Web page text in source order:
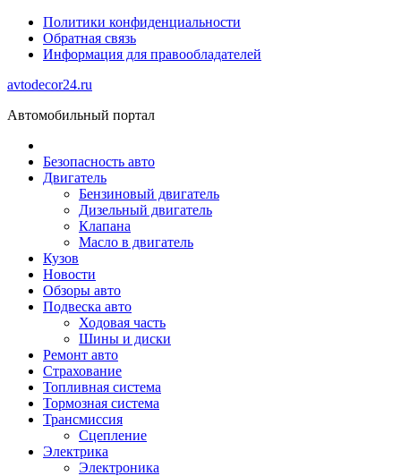
Политики конфиденциальности
Обратная связь
Информация для правообладателей
avtodecor24.ru
Автомобильный портал
Безопасность авто
Двигатель
Бензиновый двигатель
Дизельный двигатель
Клапана
Масло в двигатель
Кузов
Новости
Обзоры авто
Подвеска авто
Ходовая часть
Шины и диски
Ремонт авто
Страхование
Топливная система
Тормозная система
Трансмиссия
Сцепление
Электрика
Электроника